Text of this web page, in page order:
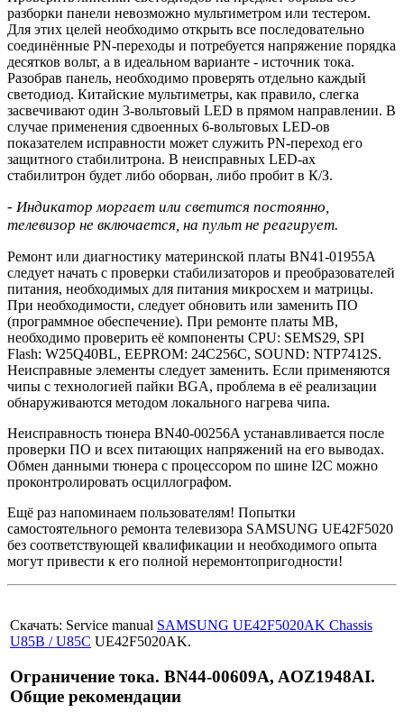
разборки панели невозможно мультиметром или тестером.
Для этих целей необходимо открыть все последовательно
соединённые PN-переходы и потребуется напряжение порядка
десятков вольт, а в идеальном варианте - источник тока.
Разобрав панель, необходимо проверять отдельно каждый
светодиод. Китайские мультиметры, как правило, слегка
засвечивают один 3-вольтовый LED в прямом направлении. В
случае применения сдвоенных 6-вольтовых LED-ов
показателем исправности может служить PN-переход его
защитного стабилитрона. В неисправных LED-ах
стабилитрон будет либо оборван, либо пробит в К/З.
- Индикатор моргает или светится постоянно,
телевизор не включается, на пульт не реагирует.
Ремонт или диагностику материнской платы BN41-01955A
следует начать с проверки стабилизаторов и преобразователей
питания, необходимых для питания микросхем и матрицы.
При необходимости, следует обновить или заменить ПО
(программное обеспечение). При ремонте платы MB,
необходимо проверить её компоненты CPU: SEMS29, SPI
Flash: W25Q40BL, EEPROM: 24C256C, SOUND: NTP7412S.
Неисправные элементы следует заменить. Если применяются
чипы с технологией пайки BGA, проблема в её реализации
обнаруживаются методом локального нагрева чипа.
Неисправность тюнера BN40-00256A устанавливается после
проверки ПО и всех питающих напряжений на его выводах.
Обмен данными тюнера с процессором по шине I2C можно
проконтролировать осциллографом.
Ещё раз напоминаем пользователям! Попытки
самостоятельного ремонта телевизора SAMSUNG UE42F5020
без соответствующей квалификации и необходимого опыта
могут привести к его полной неремонтопригодности!
Скачать: Service manual SAMSUNG UE42F5020AK Chassis
U85B / U85C UE42F5020AK.
Ограничение тока. BN44-00609A, AOZ1948AI.
Общие рекомендации